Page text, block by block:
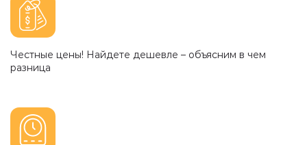
Честные цены! Найдете дешевле – объясним в чем
разница